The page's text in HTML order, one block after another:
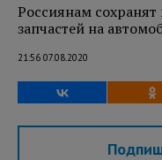
Россиянам
запчастей на
21:56 07.08.2020